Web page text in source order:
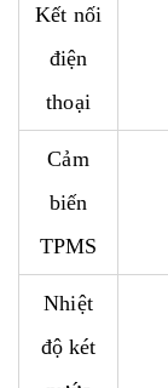
Kết nối
điện
thoại
Cảm
biến
TPMS
Nhiệt
độ két